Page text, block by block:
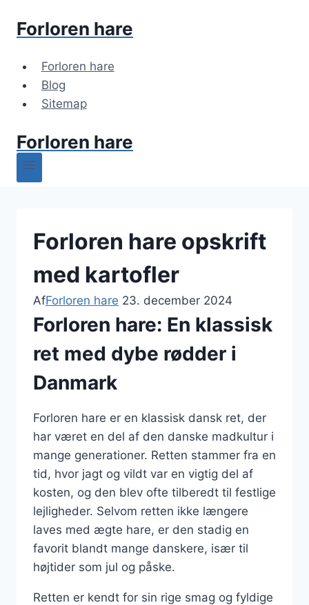
Forloren hare
Forloren hare
Blog
Sitemap
Forloren hare
Forloren hare opskrift
med kartofler
AfForloren hare 23. december 2024
Forloren hare: En klassisk
ret med dybe rødder i
Danmark
Forloren hare er en klassisk dansk ret, der
har været en del af den danske madkultur i
mange generationer. Retten stammer fra en
tid, hvor jagt og vildt var en vigtig del af
kosten, og den blev ofte tilberedt til festlige
lejligheder. Selvom retten ikke længere
laves med ægte hare, er den stadig en
favorit blandt mange danskere, især til
højtider som jul og påske.
Retten er kendt for sin rige smag og fyldige